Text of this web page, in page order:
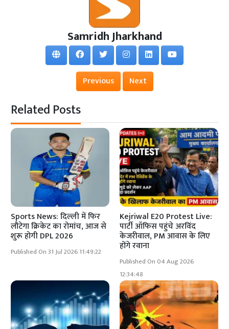
Samridh Jharkhand
Previous Next
Related Posts
Sports News: दिल्ली में फिर
लौटेगा क्रिकेट का रोमांच, आज से
शुरू होगी DPL 2026
Published On 31 Jul 2026 11:49:22
Kejriwal E20 Protest Live:
पार्टी ऑफिस पहुंचे अरविंद
केजरीवाल, PM आवास के लिए
होंगे रवाना
Published On 04 Aug 2026
12:34:48